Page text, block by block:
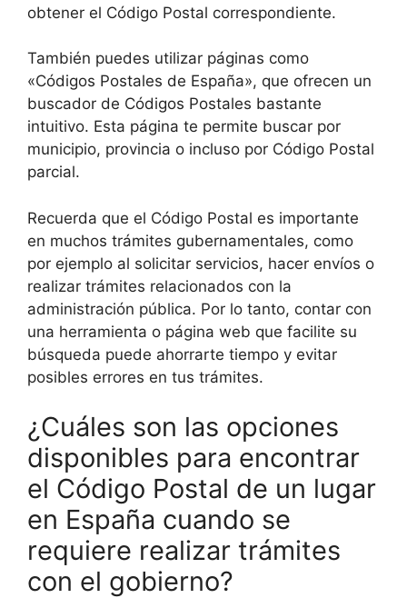
obtener el Código Postal correspondiente.
También puedes utilizar páginas como
«Códigos Postales de España», que ofrecen un
buscador de Códigos Postales bastante
intuitivo. Esta página te permite buscar por
municipio, provincia o incluso por Código Postal
parcial.
Recuerda que el Código Postal es importante
en muchos trámites gubernamentales, como
por ejemplo al solicitar servicios, hacer envíos o
realizar trámites relacionados con la
administración pública. Por lo tanto, contar con
una herramienta o página web que facilite su
búsqueda puede ahorrarte tiempo y evitar
posibles errores en tus trámites.
¿Cuáles son las opciones
disponibles para encontrar
el Código Postal de un lugar
en España cuando se
requiere realizar trámites
con el gobierno?